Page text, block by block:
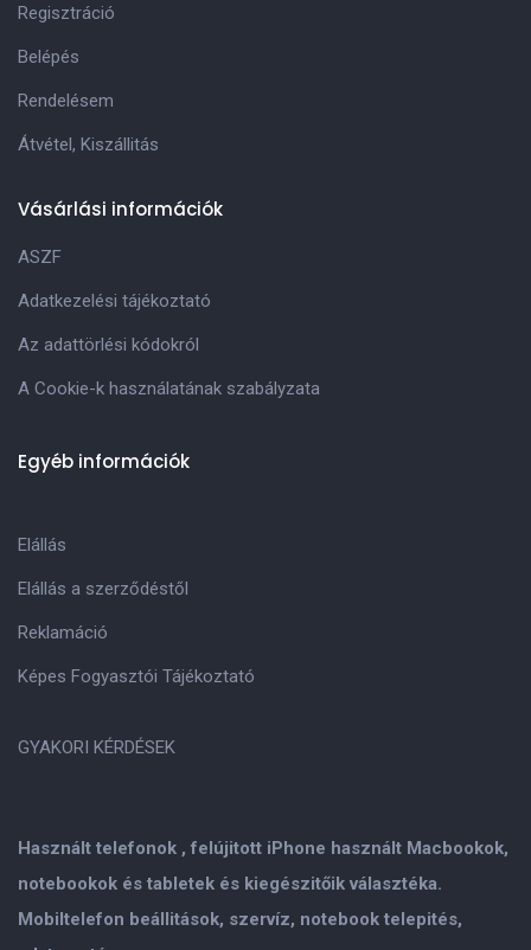
Használt telefonok , felújitott iPhone használt Macbookok,
notebookok és tabletek és kiegészitőik választéka.
Mobiltelefon beállitások, szervíz, notebook telepités,
Regisztráció
Belépés
Rendelésem
Átvétel, Kiszállitás
Vásárlási információk
ASZF
Adatkezelési tájékoztató
Az adattörlési kódokról
A Cookie-k használatának szabályzata
Egyéb információk
Elállás
Elállás a szerződéstől
Reklamáció
Képes Fogyasztói Tájékoztató
GYAKORI KÉRDÉSEK